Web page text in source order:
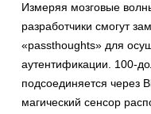
Измеряя мозговые
разработчики смогут
«passthoughts» для
аутентификации. 100-
подсоединяется через
магический сенсор